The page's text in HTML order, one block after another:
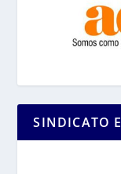
SINDICATO